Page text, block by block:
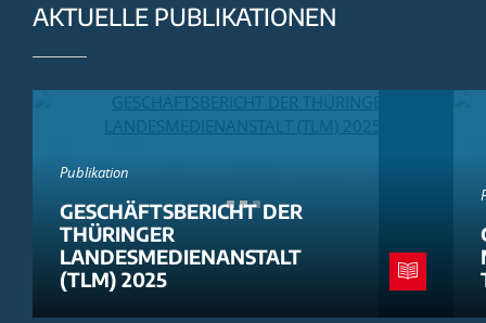
AKTUELLE PUBLIKATIONEN
Publikation
GESCHÄFTSBERICHT DER
THÜRINGER
LANDESMEDIENANSTALT
(TLM) 2025